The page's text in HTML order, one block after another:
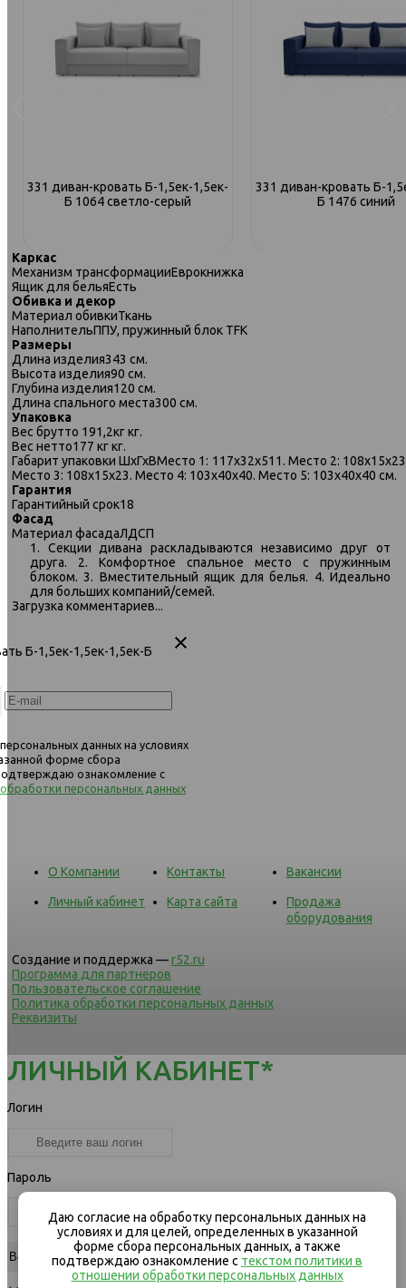
331 диван-кровать Б-1,5ек-1,5ек-
Б 1064 светло-серый
331 диван-кровать Б-
Б 1476 синий
331 диван-кровать Б-2ек-1,5пф-
БПф 1482 коричневый
Каркас
Механизм трансформацииЕврокнижка
Ящик для бельяЕсть
Обивка и декор
Материал обивкиТкань
НаполнительППУ, пружинный блок TFK
Размеры
Длина изделия343 см.
Высота изделия90 см.
Глубина изделия120 см.
Длина спального места300 см.
Упаковка
Вес брутто 191,2кг кг.
Вес нетто177 кг кг.
Габарит упаковки ШхГхВМесто 1: 117х32х511. Место 2:
Место 3: 108х15х23. Место 4: 103х40х40. Место 5: 103х40х40 см.
Гарантия
Гарантийный срок18
Фасад
Материал фасадаЛДСП
1. Секции дивана раскладываются независимо друг от
друга. 2. Комфортное спальное место с пружинным
блоком. 3. Вместительный ящик для белья. 4. Идеально
для больших компаний/семей.
Загрузка комментариев...
Б-1,5ек-1,5ек-1,5ек-Б
данных на условиях
форме сбора
ознакомление с
персональных данных
О Компании Контакты Вакансии
Личный кабинет Карта сайта
Продажа
оборудования
Создание и поддержка —r52.ru
Программа для партнеров
Пользовательское соглашение
Политика обработки персональных данных
Реквизиты
ЛИЧНЫЙ КАБИНЕТ*
Логин
Пароль
Даю согласие на обработку персональных данных на
условиях и для целей, определенных в указанной
форме сбора персональных данных, а также
подтверждаю ознакомление с текстом политики в
отношении обработки персональных данных